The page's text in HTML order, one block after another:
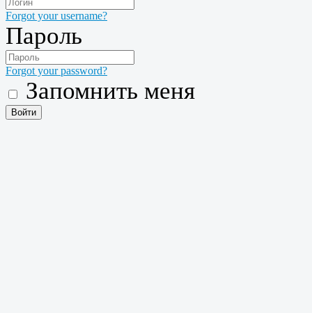
Forgot your username?
Пароль
Forgot your password?
Запомнить меня